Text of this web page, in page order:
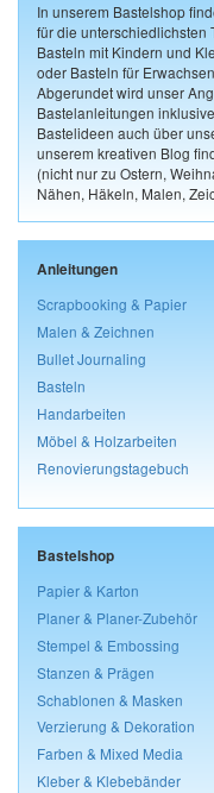
In unserem Bastelshop
für die unterschiedlichsten
Basteln mit Kindern und
oder Basteln für
Abgerundet wird unser
Bastelanleitungen
Bastelideen auch über
unserem kreativen Blog
(nicht nur zu Ostern,
Nähen, Häkeln, Malen,
Anleitungen
Scrapbooking & Papier
Malen & Zeichnen
Bullet Journaling
Basteln
Handarbeiten
Möbel & Holzarbeiten
Renovierungstagebuch
Bastelshop
Papier & Karton
Planer & Planer-Zubehör
Stempel & Embossing
Stanzen & Prägen
Schablonen & Masken
Verzierung & Dekoration
Farben & Mixed Media
Kleber & Klebebänder